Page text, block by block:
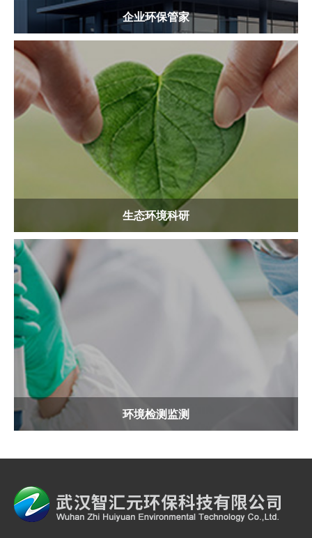
企业环保管家
生态环境科研
生态环境科研
根据国家政策规划及方向，追踪国内外关于大气、水、生态、
固废环境科学发展前沿，开展系统性、前瞻性的应用与实用技
查看更多
环境检测监测
环境检测监测
为客户提供环境质量与污染源检测、场地环境调查检测、环境
影响评价及竣工环保验收环境监测等专业技术服务...
查看更多